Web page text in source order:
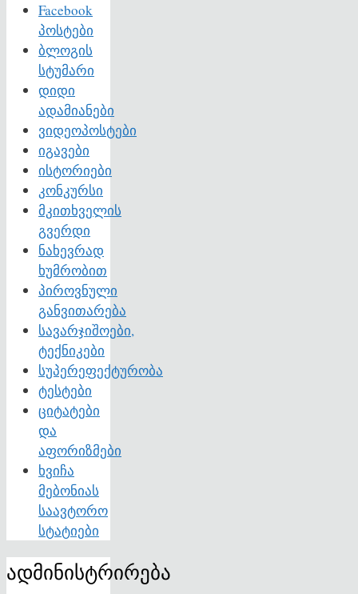
Facebook
პოსტები
ბლოგის
სტუმარი
დიდი
ადამიანები
ვიდეოპოსტები
იგავები
ისტორიები
კონკურსი
მკითხველის
გვერდი
ნახევრად
ხუმრობით
პიროვნული
განვითარება
სავარჯიშოები,
ტექნიკები
სუპერეფექტურობა
ტესტები
ციტატები
და
აფორიზმები
ხვიჩა
მებონიას
საავტორო
სტატიები
ადმინისტრირება